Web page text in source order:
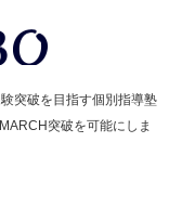
突破を目指す個別指導塾
突破を可能にしま